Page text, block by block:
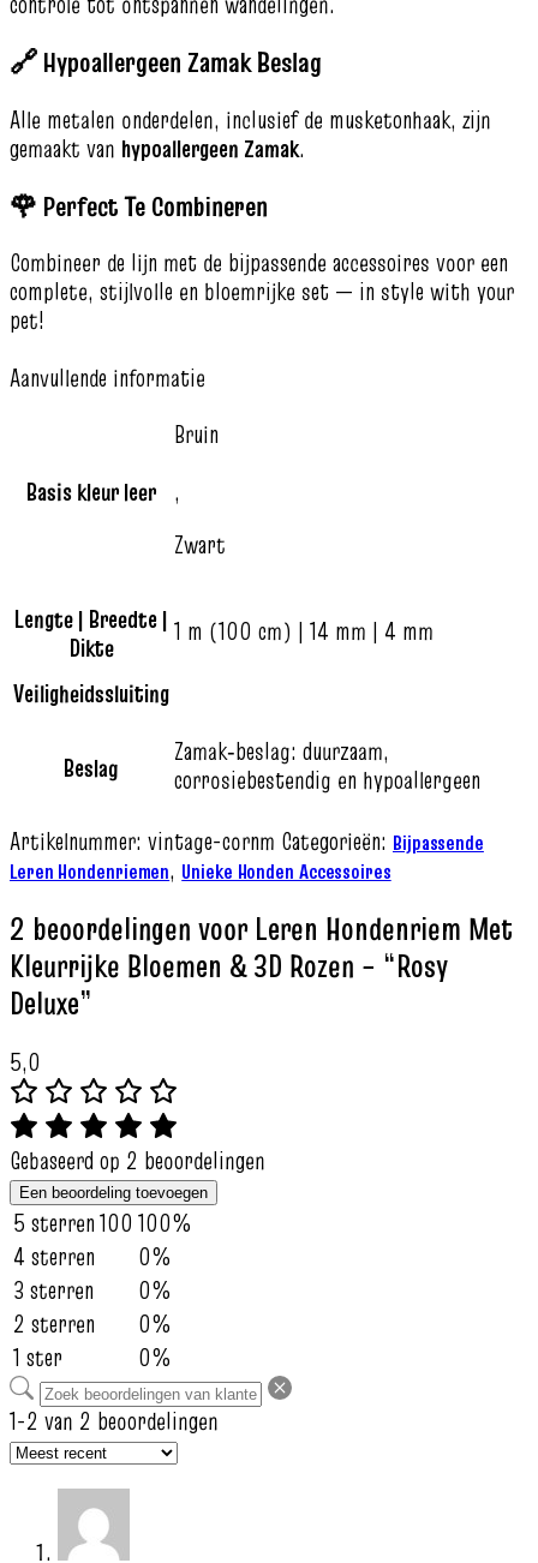
🔗 Hypoallergeen Zamak Beslag
Alle metalen onderdelen, inclusief de musketonhaak, zijn
gemaakt van hypoallergeen Zamak.
🌹 Perfect Te Combineren
Combineer de lijn met de bijpassende accessoires voor een
complete, stijlvolle en bloemrijke set — in style with your
pet!
Aanvullende informatie
Basis kleur leer
Bruin
,
Zwart
Lengte | Breedte |
Dikte
1 m (100 cm) | 14 mm | 4 mm
Veiligheidssluiting
Beslag
Zamak‑beslag: duurzaam,
corrosiebestendig en hypoallergeen
Artikelnummer: vintage-cornm Categorieën: Bijpassende
Leren Hondenriemen, Unieke Honden Accessoires
2 beoordelingen voorLeren Hondenriem Met
Kleurrijke Bloemen & 3D Rozen – “Rosy
Deluxe”
5,0
Gebaseerd op 2 beoordelingen
Een beoordeling toevoegen
5 sterren100 100%
4 sterren
0%
3 sterren
0%
2 sterren
0%
1 ster
0%
1-2 van 2 beoordelingen